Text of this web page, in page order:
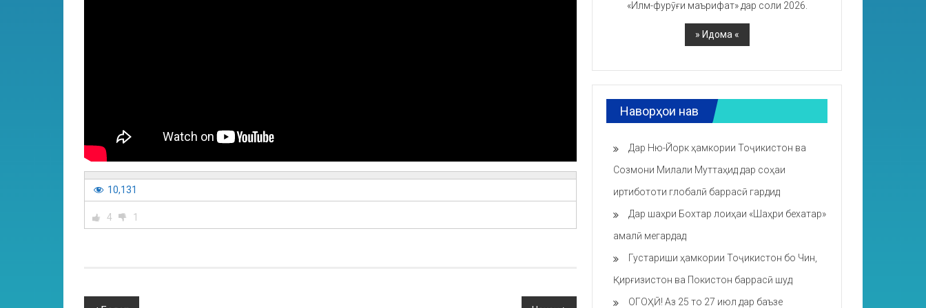
10,131
4 1
«Илм-фурӯғи маърифат» дар соли 2026.
Наворҳои нав
Дар Ню-Йорк ҳамкории Тоҷикистон ва
Созмони Милали Муттаҳид дар соҳаи
иртибототи глобалӣ баррасӣ гардид
Дар шаҳри Бохтар лоиҳаи «Шаҳри бехатар»
амалӣ мегардад
Густариши ҳамкории Тоҷикистон бо Чин,
Қирғизистон ва Покистон баррасӣ шуд
ОГОҲӢ! Аз 25 то 27 июл дар баъзе